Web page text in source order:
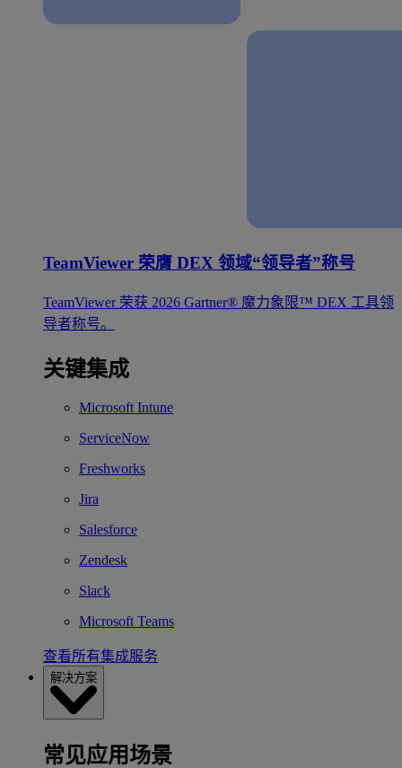
TeamViewer 荣膺 DEX 领域“领导者”称号
TeamViewer 荣获 2026 Gartner® 魔力象限™ DEX 工具领
导者称号。
关键集成
Microsoft Intune
ServiceNow
Freshworks
Jira
Salesforce
Zendesk
Slack
Microsoft Teams
查看所有集成服务
解决方案
常见应用场景